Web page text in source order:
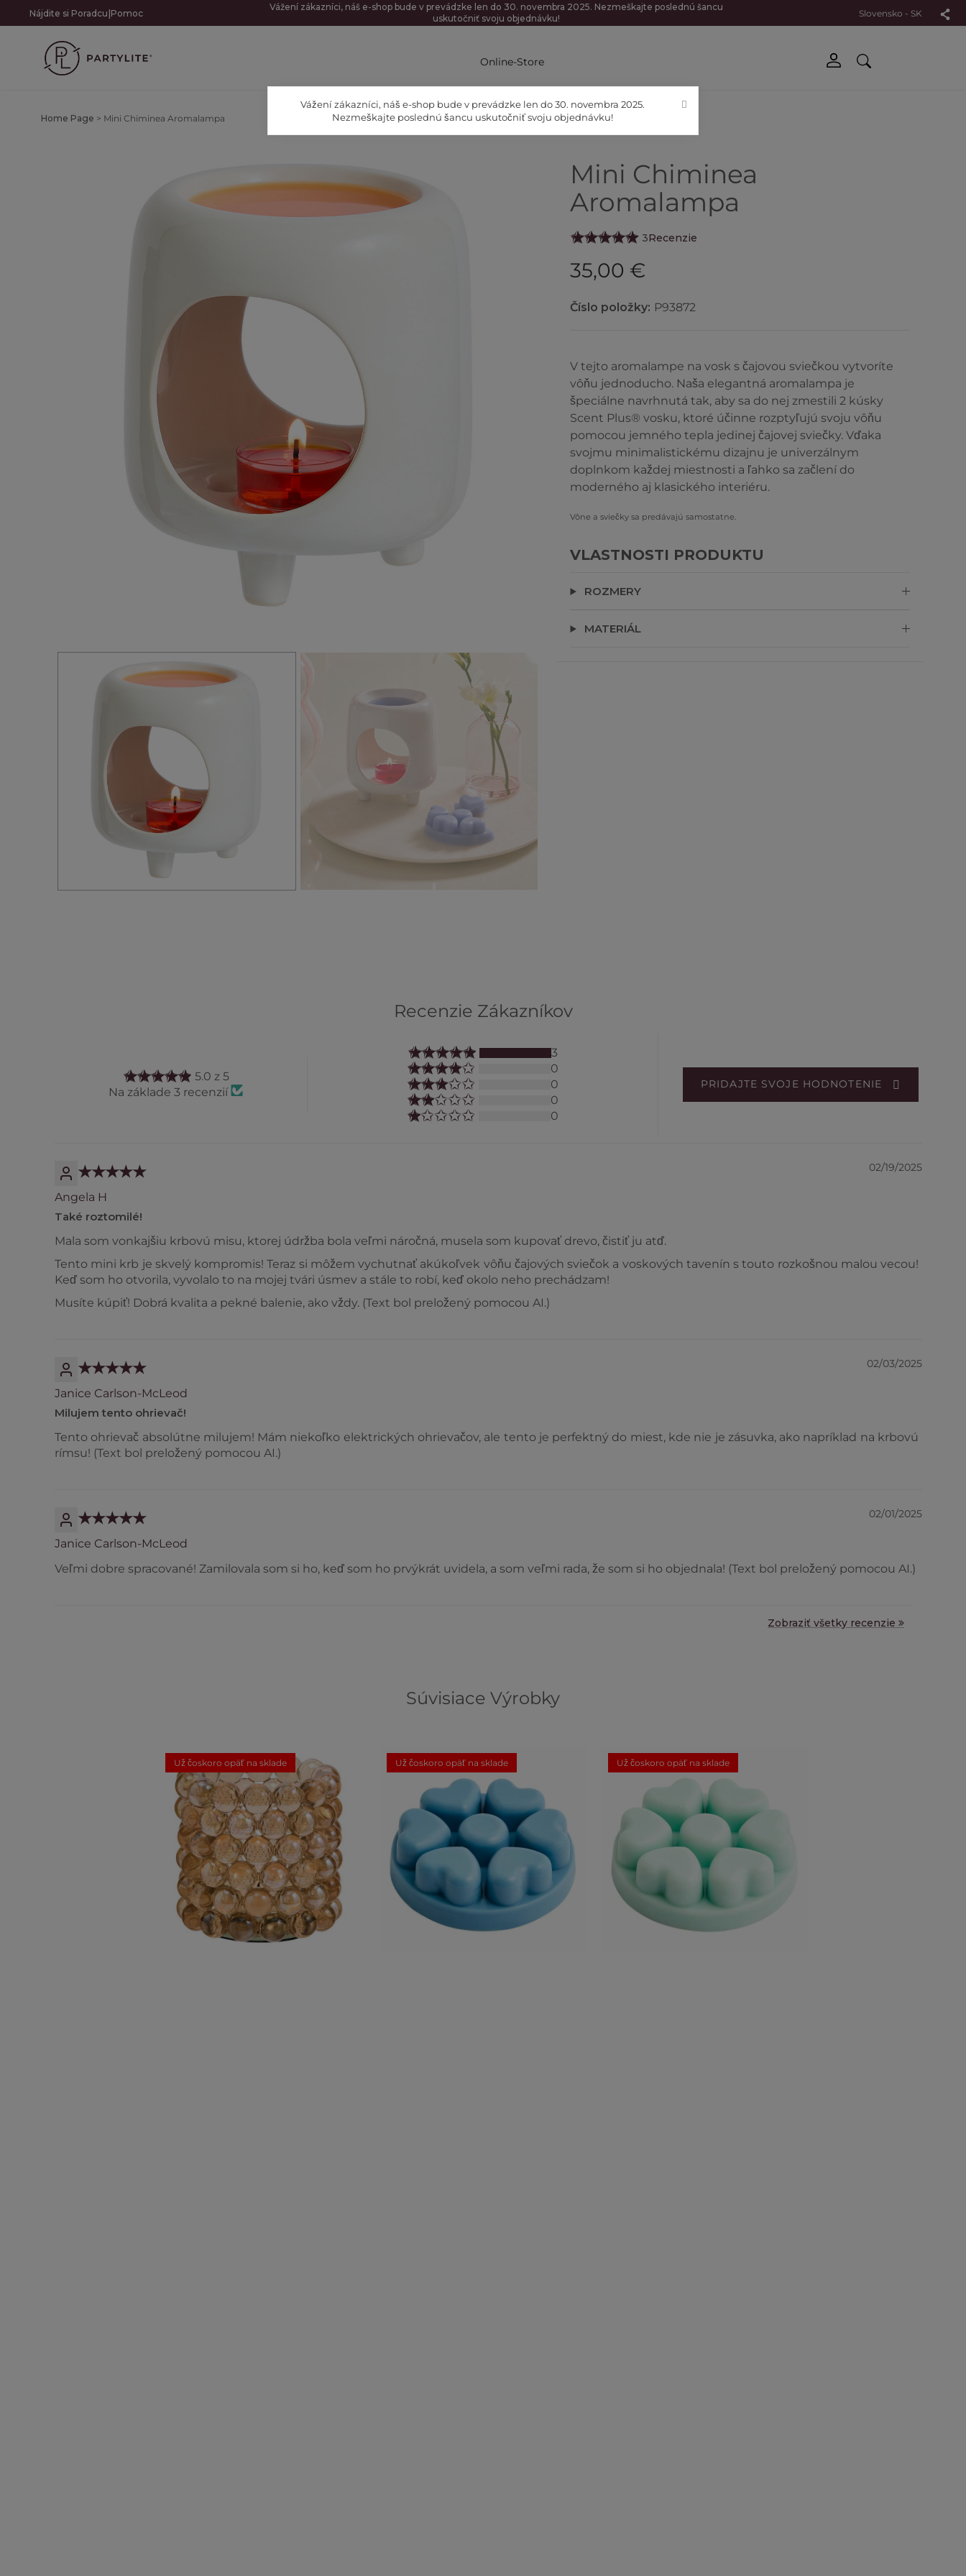
Nájdite si Poradcu |Pomoc
Vážení zákazníci, náš e-shop bude v prevádzke len do 30. novembra 2025. Nezmeškajte poslednú šancu
uskutočniť svoju objednávku!
Slovensko - SK
Online-Store
Home Page > Mini Chiminea Aromalampa
Mini Chiminea
Aromalampa
3Recenzie
35,00 €
Číslo položky: P93872
V tejto aromalampe na vosk s čajovou sviečkou vytvoríte
vôňu jednoducho. Naša elegantná aromalampa je
špeciálne navrhnutá tak, aby sa do nej zmestili 2 kúsky
Scent Plus® vosku, ktoré účinne rozptyľujú svoju vôňu
pomocou jemného tepla jedinej čajovej sviečky. Vďaka
svojmu minimalistickému dizajnu je univerzálnym
doplnkom každej miestnosti a ľahko sa začlení do
moderného aj klasického interiéru.
Vône a sviečky sa predávajú samostatne.
VLASTNOSTI PRODUKTU
ROZMERY
MATERIÁL
Recenzie Zákazníkov
5.0 z 5
Na základe 3 recenzií
3
0
0
0
0
PRIDAJTE SVOJE HODNOTENIE
02/19/2025
Angela H
Také roztomilé!
Mala som vonkajšiu krbovú misu, ktorej údržba bola veľmi náročná, musela som kupovať drevo, čistiť ju atď.
Tento mini krb je skvelý kompromis! Teraz si môžem vychutnať akúkoľvek vôňu čajových sviečok a voskových tavenín s touto rozkošnou malou vecou!
Keď som ho otvorila, vyvolalo to na mojej tvári úsmev a stále to robí, keď okolo neho prechádzam!
Musíte kúpiť! Dobrá kvalita a pekné balenie, ako vždy. (Text bol preložený pomocou AI.)
02/03/2025
Janice Carlson-McLeod
Milujem tento ohrievač!
Tento ohrievač absolútne milujem! Mám niekoľko elektrických ohrievačov, ale tento je perfektný do miest, kde nie je zásuvka, ako napríklad na krbovú
rímsu! (Text bol preložený pomocou AI.)
02/01/2025
Janice Carlson-McLeod
Veľmi dobre spracované! Zamilovala som si ho, keď som ho prvýkrát uvidela, a som veľmi rada, že som si ho objednala! (Text bol preložený pomocou AI.)
Zobraziť všetky recenzie
Súvisiace Výrobky
Už čoskoro opäť na sklade Už čoskoro opäť na sklade Už čoskoro opäť na sklade
Vážení zákazníci, náš e-shop bude v prevádzke len do 30. novembra 2025.
Nezmeškajte poslednú šancu uskutočniť svoju objednávku!